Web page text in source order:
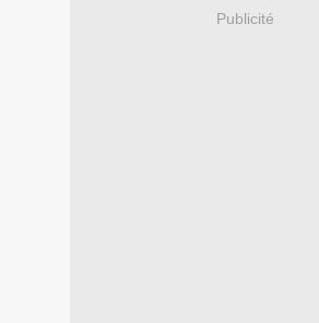
Publicité